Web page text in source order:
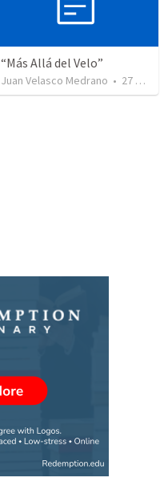
“Más Allá del Velo”
Juan Velasco Medrano • 27 views